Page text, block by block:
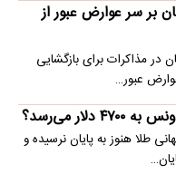
بر سر عوارض عبور از
در مذاکرات برای بازگشایی
عبور…
می‌رسد؟
طلا هنوز به پایان نرسیده و